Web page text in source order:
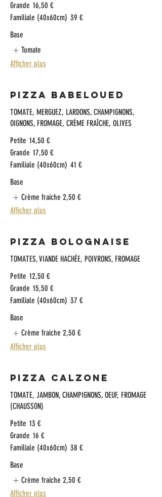
Grande 16,50 €
Familiale (40x60cm) 39 €
Base
Tomate
Afficher plus
Pizza Babeloued
TOMATE, MERGUEZ, LARDONS, CHAMPIGNONS,
OIGNONS, FROMAGE, CRÈME FRAÎCHE, OLIVES
Petite 14,50 €
Grande 17,50 €
Familiale (40x60cm) 41 €
Base
Crème fraiche 2,50 €
Afficher plus
Pizza Bolognaise
TOMATES, VIANDE HACHÉ​E, POIVRONS, FROMAGE​
Petite 12,50 €
Grande 15,50 €
Familiale (40x60cm) 37 €
Base
Crème fraiche 2,50 €
Afficher plus
Pizza Calzone
TOMATE, JAMBON, CHAMPIGNONS, OEUF, FROMAGE
(CHAUSSON)
Petite 13 €
Grande 16 €
Familiale (40x60cm) 38 €
Base
Crème fraiche 2,50 €
Afficher plus